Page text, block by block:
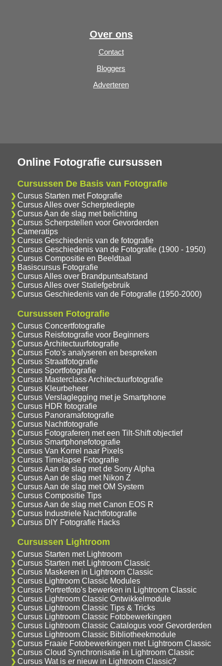
Over ons
Contact
Bloggers
Adverteren
Online Fotografie cursussen
Cursussen De Basis van Fotografie
Cursus Starten met Fotografie
Cursus Alles over Scherptediepte
Cursus Aan de slag met belichting
Cursus Scherpstellen voor Gevorderden
Cameratips
Cursus Geschiedenis van de fotografie
Cursus Geschiedenis van de Fotografie (1900 - 1950)
Cursus Compositie en Beeldtaal
Basiscursus Fotografie
Cursus Alles over Brandpuntsafstand
Cursus Alles over Statiefgebruik
Cursus Geschiedenis van de Fotografie (1950-2000)
Cursussen Fotografie
Cursus Concertfotografie
Cursus Reisfotografie voor Beginners
Cursus Architectuurfotografie
Cursus Foto's analyseren en bespreken
Cursus Straatfotografie
Cursus Sportfotografie
Cursus Masterclass Architectuurfotografie
Cursus Kleurbeheer
Cursus Verslaglegging met je Smartphone
Cursus HDR fotografie
Cursus Panoramafotografie
Cursus Nachtfotografie
Cursus Fotograferen met een Tilt-Shift objectief
Cursus Smartphonefotografie
Cursus Van Korrel naar Pixels
Cursus Timelapse Fotografie
Cursus Aan de slag met de Sony Alpha
Cursus Aan de slag met Nikon Z
Cursus Aan de slag met OM System
Cursus Compositie Tips
Cursus Aan de slag met Canon EOS R
Cursus Industriele Nachtfotografie
Cursus DIY Fotografie Hacks
Cursussen Lightroom
Cursus Starten met Lightroom
Cursus Starten met Lightroom Classic
Cursus Maskeren in Lightroom Classic
Cursus Lightroom Classic Modules
Cursus Portretfoto's bewerken in Lightroom Classic
Cursus Lightroom Classic Ontwikkelmodule
Cursus Lightroom Classic Tips & Tricks
Cursus Lightroom Classic Fotobewerkingen
Cursus Lightroom Classic Catalogus voor Gevorderden
Cursus Lightroom Classic Bibliotheekmodule
Cursus Fraaie Fotobewerkingen met Lightroom Classic
Cursus Cloud Synchronisatie in Lightroom Classic
Cursus Wat is er nieuw in Lightroom Classic?